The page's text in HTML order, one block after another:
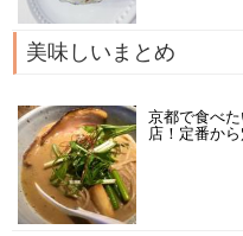
美味しいまとめ
京都で食べ
店！定番か